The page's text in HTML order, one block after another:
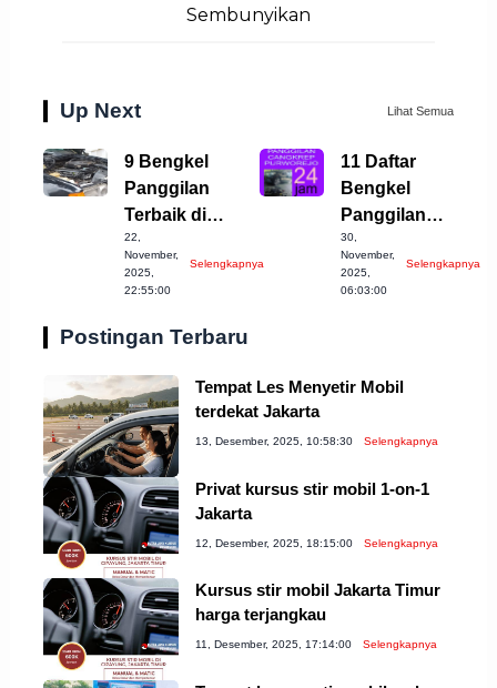
Sembunyikan
Up Next Lihat Semua
9 Bengkel
Panggilan
Terbaik di
Salatiga untuk
Anda!
22,
November,
2025,
22:55:00
Selengkapnya
11 Daftar
Bengkel
Panggilan
Terbaik di
Purworejo
Sekarang!
30,
November,
2025,
06:03:00
Selengkapnya
Postingan Terbaru
Tempat Les Menyetir Mobil
terdekat Jakarta
13, Desember, 2025, 10:58:30 Selengkapnya
Privat kursus stir mobil 1-on-1
Jakarta
12, Desember, 2025, 18:15:00 Selengkapnya
Kursus stir mobil Jakarta Timur
harga terjangkau
11, Desember, 2025, 17:14:00 Selengkapnya